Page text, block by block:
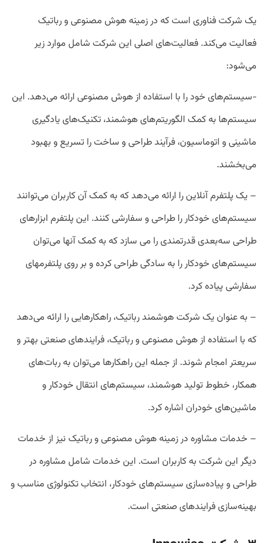
یک شرکت فناوری است که در زمینه هوش مصنوعی و رباتیک
فعالیت می‌کند. فعالیت‌های اصلی این شرکت شامل موارد زیر
می‌شود:
-سیستم‌های خود را با استفاده از هوش مصنوعی ارائه می‌دهد. این
سیستم‌ها به کمک الگوریتم‌های هوشمند، تکنیک‌های یادگیری
ماشینی و اتوماسیون، فرآیند طراحی و ساخت را تسریع و بهبود
می‌بخشند.
– یک پلتفرم آنلاین را ارائه می‌دهد که به کمک آن کاربران می‌توانند
سیستم‌های خودکار را طراحی و سفارشی کنند. این پلتفرم ابزارهای
طراحی سه‌بعدی قدرتمندی را می سازد که به کمک آنها می‌توان
سیستم‌های خودکار را به سادگی طراحی کرده و بر روی پلتفرمهای
سفارشی پیاده کرد.
– به عنوان یک شرکت هوشمند رباتیک، راهکارهایی را ارائه می‌دهد
که با استفاده از هوش مصنوعی و رباتیک، فرایندهای صنعتی بهتر و
سریعتر امجام شوند. از جمله این راهکارها می‌توان به ربات‌های
همکار، خطوط تولید هوشمند، سیستم‌های انتقال خودکار و
ماشین‌های خودران اشاره کرد.
– خدمات مشاوره در زمینه هوش مصنوعی و رباتیک نیز از خدمات
دیگر این شرکت به کاربران است. این خدمات شامل مشاوره در
طراحی و پیاده‌سازی سیستم‌های خودکار، انتخاب تکنولوژی مناسب و
بهینه‌سازی فرایندهای صنعتی است.